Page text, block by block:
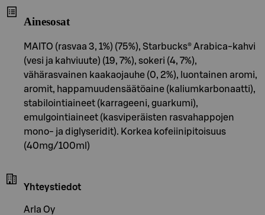
Ainesosat
MAITO (rasvaa 3, 1%) (75%), Starbucks® Arabica-kahvi
(vesi ja kahviuute) (19, 7%), sokeri (4, 7%),
vähärasvainen kaakaojauhe (0, 2%), luontainen aromi,
aromit, happamuudensäätöaine (kaliumkarbonaatti),
stabilointiaineet (karrageeni, guarkumi),
emulgointiaineet (kasviperäisten rasvahappojen
mono- ja diglyseridit). Korkea kofeiinipitoisuus
(40mg/100ml)
Yhteystiedot
Arla Oy